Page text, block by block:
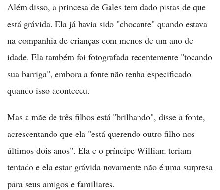
Além disso, a princesa de Gales tem dado pistas de que
está grávida. Ela já havia sido "chocante" quando estava
na companhia de crianças com menos de um ano de
idade. Ela também foi fotografada recentemente "tocando
sua barriga", embora a fonte não tenha especificado
quando isso aconteceu.
Mas a mãe de três filhos está "brilhando", disse a fonte,
acrescentando que ela "está querendo outro filho nos
últimos dois anos". Ela e o príncipe William teriam
tentado e ela estar grávida novamente não é uma surpresa
para seus amigos e familiares.